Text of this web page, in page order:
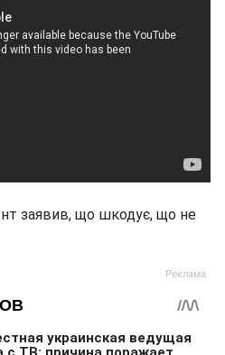
заявив, що шкодує, що не